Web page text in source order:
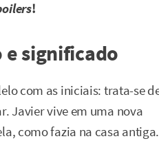
!
e significado
com as iniciais: trata-se
Javier vive em uma nova
como fazia na casa antiga.